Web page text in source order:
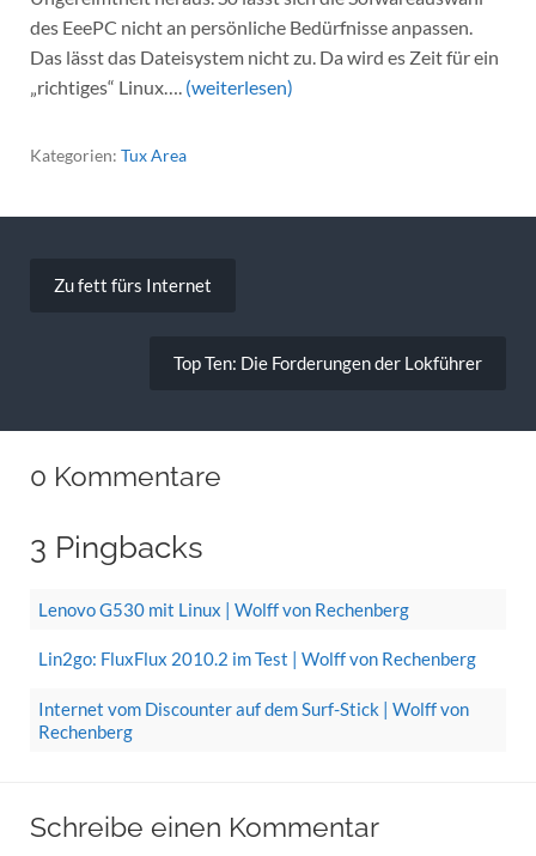
des EeePC nicht an persönliche Bedürfnisse anpassen.
Das lässt das Dateisystem nicht zu. Da wird es Zeit für ein
„richtiges“ Linux…. (weiterlesen)
Kategorien: Tux Area
Zu fett fürs Internet
Top Ten: Die Forderungen der Lokführer
0 Kommentare
3 Pingbacks
Lenovo G530 mit Linux | Wolff von Rechenberg
Lin2go: FluxFlux 2010.2 im Test | Wolff von Rechenberg
Internet vom Discounter auf dem Surf-Stick | Wolff von
Rechenberg
Schreibe einen Kommentar